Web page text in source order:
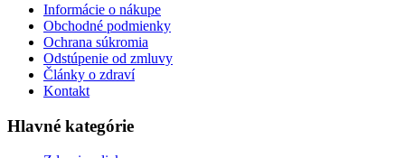
Informácie o nákupe
Obchodné podmienky
Ochrana súkromia
Odstúpenie od zmluvy
Články o zdraví
Kontakt
Hlavné kategórie